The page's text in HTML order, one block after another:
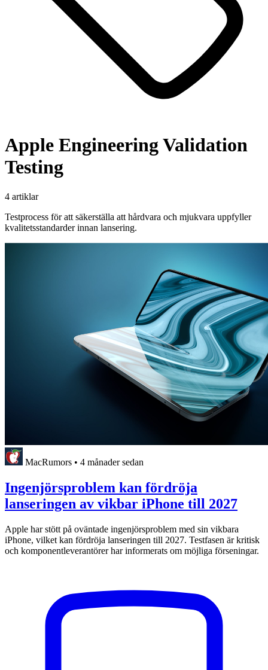
Apple Engineering Validation
Testing
4 artiklar
Testprocess för att säkerställa att hårdvara och mjukvara uppfyller
kvalitetsstandarder innan lansering.
MacRumors • 4 månader sedan
Ingenjörsproblem kan fördröja
lanseringen av vikbar iPhone till 2027
Apple har stött på oväntade ingenjörsproblem med sin vikbara
iPhone, vilket kan fördröja lanseringen till 2027. Testfasen är kritisk
och komponentleverantörer har informerats om möjliga förseningar.